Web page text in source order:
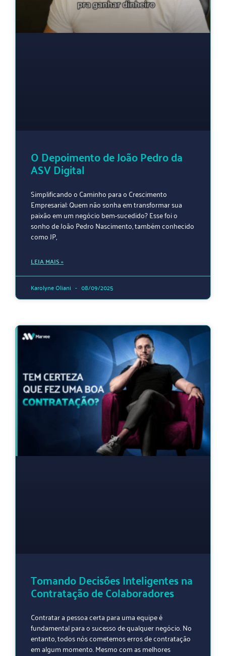
O Depoimento de João Pedro da
ASV Digital
Simplificando o Caminho para o Crescimento
Empresarial: Quem não sonha em transformar sua
paixão em um negócio bem-sucedido? Esse foi o
sonho de João Pedro Nascimento, também conhecido
como JP,
LEIA MAIS »
Karolyne Oliani 08/09/2025
Tomando Decisões Inteligentes na
Contratação de Colaboradores
Contratar a pessoa certa para uma equipe é
fundamental para o sucesso de qualquer negócio. No
entanto, todos nós cometemos erros de contratação
em algum momento. Mesmo com as melhores